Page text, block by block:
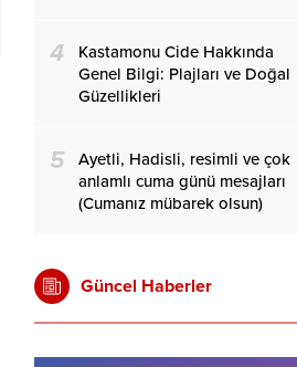
4
Kastamonu Cide Hakkında
Genel Bilgi: Plajları ve Doğal
Güzellikleri
5
Ayetli, Hadisli, resimli ve çok
anlamlı cuma günü mesajları
(Cumanız mübarek olsun)
Güncel Haberler